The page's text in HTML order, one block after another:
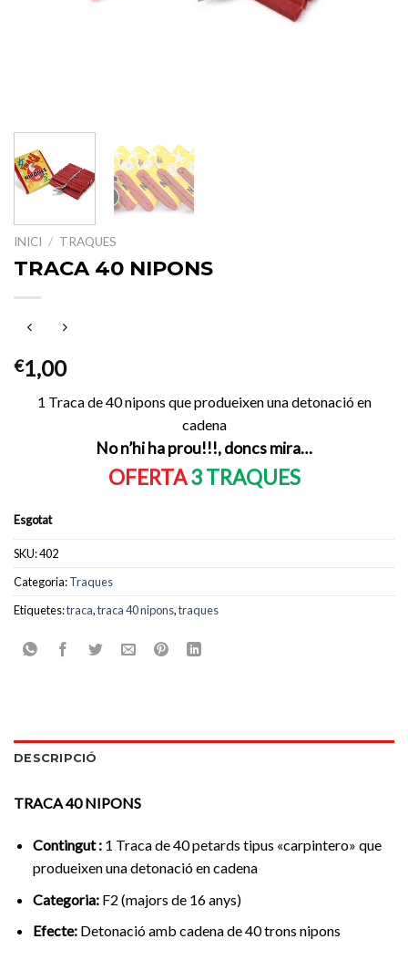
INICI / TRAQUES
TRACA 40 NIPONS
€1,00
1 Traca de 40 nipons que produeixen una detonació en
cadena
No n’hi ha prou!!!, doncs mira…
OFERTA 3 TRAQUES
Esgotat
SKU:402
Categoria:Traques
Etiquetes:traca,traca 40 nipons,traques
DESCRIPCIÓ
TRACA 40 NIPONS
Contingut : 1 Traca de 40 petards tipus «carpintero» que
produeixen una detonació en cadena
Categoria:F2 (majors de 16 anys)
Efecte:Detonació amb cadena de 40 trons nipons